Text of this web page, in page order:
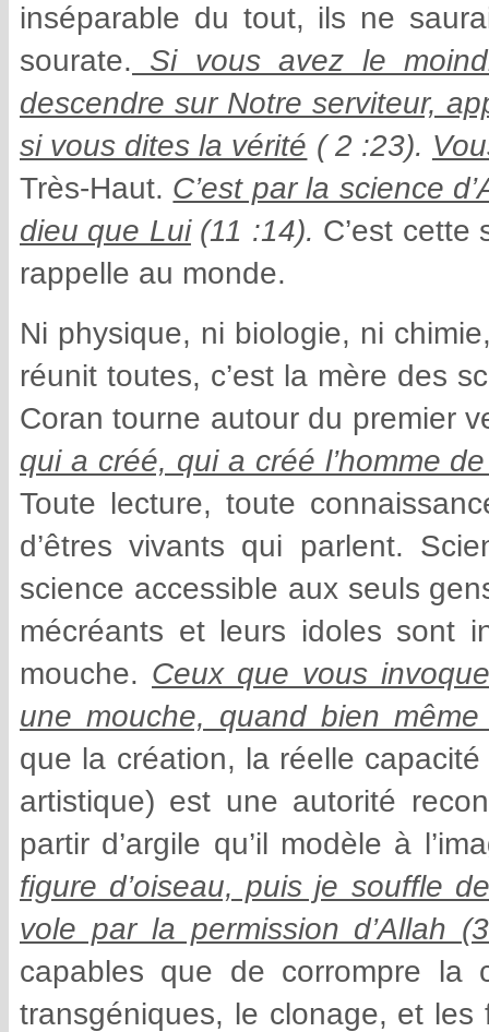
inséparable du tout, ils ne
sourate. Si vous avez le
descendre sur Notre serviteur,
si vous dites la vérité ( 2 :23).
Très-Haut. C’est par la science
dieu que Lui(11 :14). C’est
rappelle au monde.
Ni physique, ni biologie, ni
réunit toutes, c’est la mère des
Coran tourne autour du premier
qui a créé, qui a créé l’homme
Toute lecture, toute
d’êtres vivants qui parlent.
science accessible aux seuls
mécréants et leurs idoles sont
mouche. Ceux que vous
une mouche, quand bien
que la création, la réelle
artistique) est une autorité
partir d’argile qu’il modèle à
figure d’oiseau, puis je souffle
vole par la permission d’Allah
capables que de corrompre la
transgéniques, le clonage, et